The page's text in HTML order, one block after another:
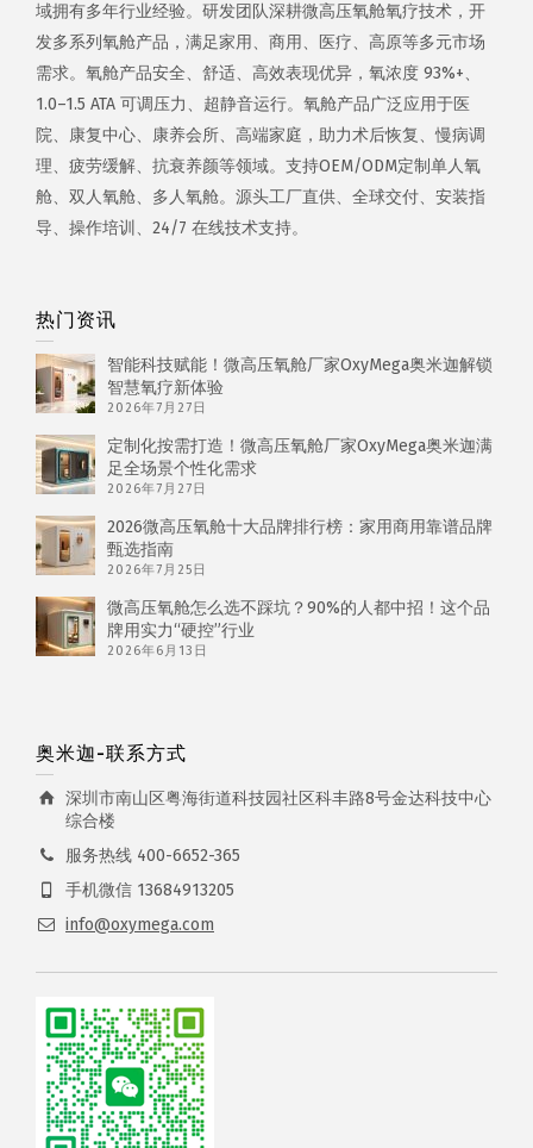
域拥有多年行业经验。研发团队深耕微高压氧舱氧疗技术，开
发多系列氧舱产品，满足家用、商用、医疗、高原等多元市场
需求。氧舱产品安全、舒适、高效表现优异，氧浓度 93%+、
1.0–1.5 ATA 可调压力、超静音运行。氧舱产品广泛应用于医
院、康复中心、康养会所、高端家庭，助力术后恢复、慢病调
理、疲劳缓解、抗衰养颜等领域。支持OEM/ODM定制单人氧
舱、双人氧舱、多人氧舱。源头工厂直供、全球交付、安装指
导、操作培训、24/7 在线技术支持。
热门资讯
智能科技赋能！微高压氧舱厂家OxyMega奥米迦解锁
智慧氧疗新体验
2026年7月27日
定制化按需打造！微高压氧舱厂家OxyMega奥米迦满
足全场景个性化需求
2026年7月27日
2026微高压氧舱十大品牌排行榜：家用商用靠谱品牌
甄选指南
2026年7月25日
微高压氧舱怎么选不踩坑？90%的人都中招！这个品
牌用实力“硬控”行业
2026年6月13日
奥米迦-联系方式
深圳市南山区粤海街道科技园社区科丰路8号金达科技中心
综合楼
服务热线 400-6652-365
手机微信 13684913205
info@oxymega.com